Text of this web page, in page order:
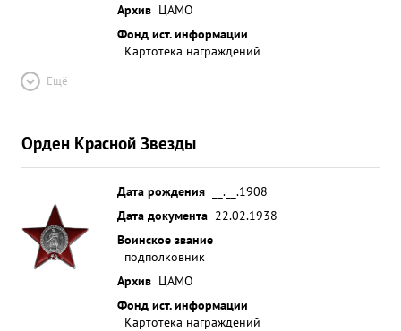
Архив ЦАМО
Фонд ист. информации
Картотека награждений
Ещё
Орден Красной Звезды
Дата рождения
__.__.1908
Дата документа 22.02.1938
Воинское звание
подполковник
Архив ЦАМО
Фонд ист. информации
Картотека награждений